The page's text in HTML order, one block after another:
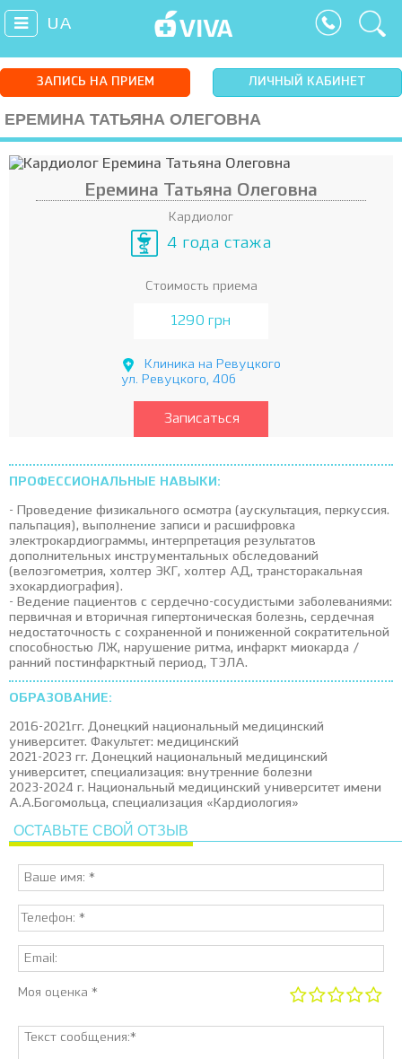
UA
ЗАПИСЬ НА ПРИЕМ ЛИЧНЫЙ КАБИНЕТ
ЕРЕМИНА ТАТЬЯНА ОЛЕГОВНА
Еремина Татьяна Олеговна
Кардиолог
4 года стажа
Стоимость приема
1290 грн
Клиника на Ревуцкого
ул. Ревуцкого, 40б
Записаться
ПРОФЕССИОНАЛЬНЫЕ НАВЫКИ:
- Проведение физикального осмотра (аускультация, перкуссия.
пальпация), выполнение записи и расшифровка
электрокардиограммы, интерпретация результатов
дополнительных инструментальных обследований
(велоэгометрия, холтер ЭКГ, холтер АД, трансторакальная
эхокардиография).
- Ведение пациентов с сердечно-сосудистыми заболеваниями:
первичная и вторичная гипертоническая болезнь, сердечная
недостаточность с сохраненной и пониженной сократительной
способностью ЛЖ, нарушение ритма, инфаркт миокарда /
ранний постинфарктный период, ТЭЛА.
ОБРАЗОВАНИЕ:
2016-2021гг. Донецкий национальный медицинский
университет. Факультет: медицинский
2021-2023 гг. Донецкий национальный медицинский
университет, специализация: внутренние болезни
2023-2024 г. Национальный медицинский университет имени
А.А.Богомольца, специализация «Кардиология»
ОСТАВЬТЕ СВОЙ ОТЗЫВ
Моя оценка *